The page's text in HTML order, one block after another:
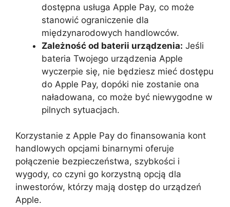
dostępna usługa Apple Pay, co może
stanowić ograniczenie dla
międzynarodowych handlowców.
Zależność od baterii urządzenia: Jeśli
bateria Twojego urządzenia Apple
wyczerpie się, nie będziesz mieć dostępu
do Apple Pay, dopóki nie zostanie ona
naładowana, co może być niewygodne w
pilnych sytuacjach.
Korzystanie z Apple Pay do finansowania kont
handlowych opcjami binarnymi oferuje
połączenie bezpieczeństwa, szybkości i
wygody, co czyni go korzystną opcją dla
inwestorów, którzy mają dostęp do urządzeń
Apple.